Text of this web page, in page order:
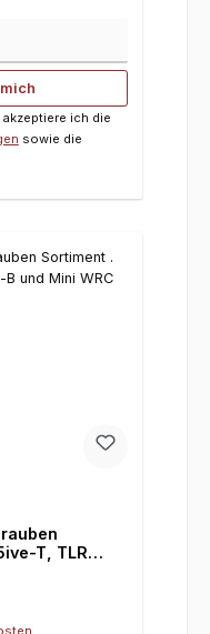
ich die
sowie die
T, TLR